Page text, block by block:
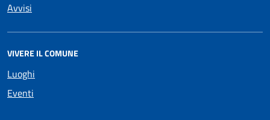
Avvisi
VIVERE IL COMUNE
Luoghi
Eventi